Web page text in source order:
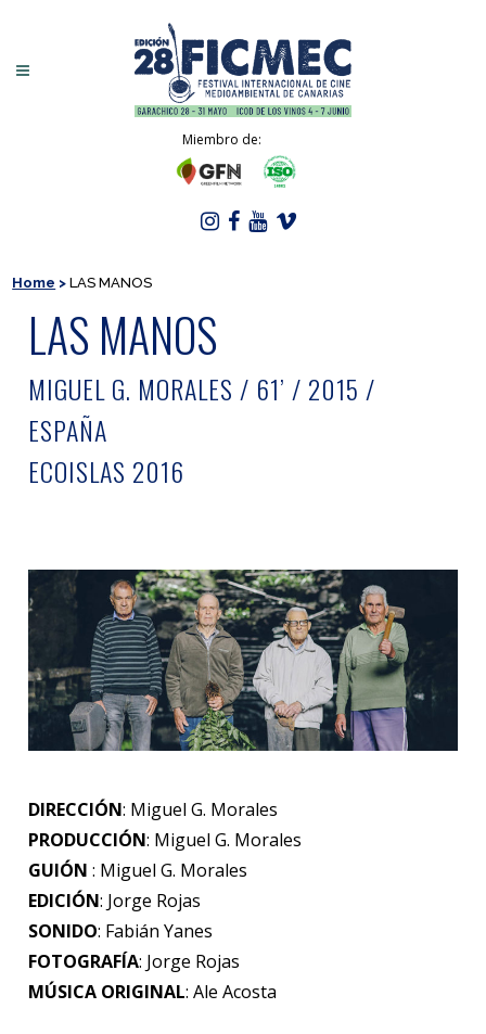
Miembro de:
Home >LAS MANOS
LAS MANOS
MIGUEL G. MORALES / 61’ / 2015 /
ESPAÑA
ECOISLAS 2016
DIRECCIÓN: Miguel G. Morales
PRODUCCIÓN: Miguel G. Morales
GUIÓN : Miguel G. Morales
EDICIÓN: Jorge Rojas
SONIDO: Fabián Yanes
FOTOGRAFÍA: Jorge Rojas
MÚSICA ORIGINAL: Ale Acosta